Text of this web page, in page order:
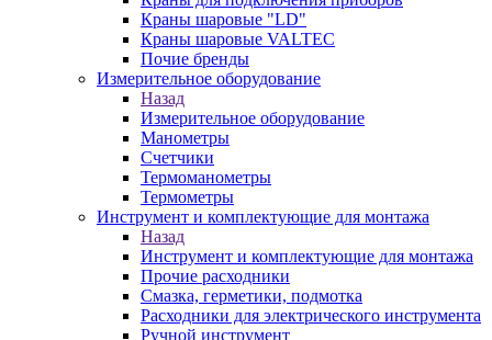
Краны шаровые "LD"
Краны шаровые VALTEC
Почие бренды
Измерительное оборудование
Назад
Измерительное оборудование
Манометры
Счетчики
Термоманометры
Термометры
Инструмент и комплектующие для монтажа
Назад
Инструмент и комплектующие для монтажа
Прочие расходники
Смазка, герметики, подмотка
Расходники для электрического инструмента
Ручной инструмент